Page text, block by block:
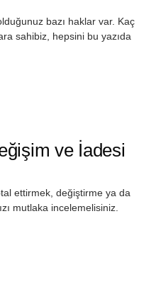
bazı haklar var. Kaç
sahibiz, hepsini bu yazıda
ve İadesi
ettirmek, değiştirme ya da
mutlaka incelemelisiniz.